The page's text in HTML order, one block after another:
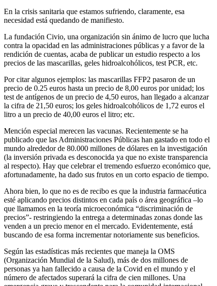
En la crisis sanitaria que estamos sufriendo, claramente, esa
necesidad está quedando de manifiesto.
La fundación Civio, una organización sin ánimo de lucro que lucha
contra la opacidad en las administraciones públicas y a favor de la
rendición de cuentas, acaba de publicar un estudio respecto a los
precios de las mascarillas, geles hidroalcohólicos, test PCR, etc.
Por citar algunos ejemplos: las mascarillas FFP2 pasaron de un
precio de 0.25 euros hasta un precio de 8,00 euros por unidad; los
test de antígenos de un precio de 4,50 euros, han llegado a alcanzar
la cifra de 21,50 euros; los geles hidroalcohólicos de 1,72 euros el
litro a un precio de 40,00 euros el litro; etc.
Mención especial merecen las vacunas. Recientemente se ha
publicado que las Administraciones Públicas han gastado en todo el
mundo alrededor de 80.000 millones de dólares en la investigación
(la inversión privada es desconocida ya que no existe transparencia
al respecto). Hay que celebrar el tremendo esfuerzo económico que,
afortunadamente, ha dado sus frutos en un corto espacio de tiempo.
Ahora bien, lo que no es de recibo es que la industria farmacéutica
esté aplicando precios distintos en cada país o área geográfica –lo
que llamamos en la teoría microeconómica “discriminación de
precios”- restringiendo la entrega a determinadas zonas donde las
venden a un precio menor en el mercado. Evidentemente, está
buscando de esa forma incrementar notoriamente sus beneficios.
Según las estadísticas más recientes que maneja la OMS
(Organización Mundial de la Salud), más de dos millones de
personas ya han fallecido a causa de la Covid en el mundo y el
número de afectados superará la cifra de cien millones. Una